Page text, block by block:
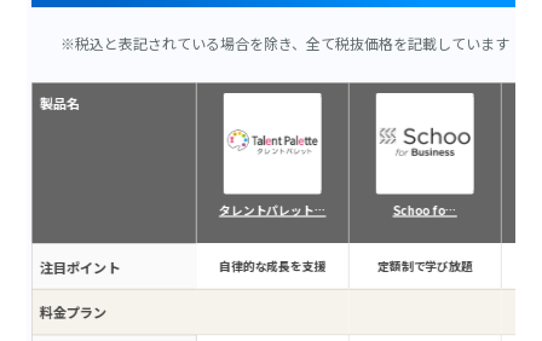
※税込と表記されている場合を除き、全て税抜価格を記載しています
製品名
注目ポイント
料金プラン
タレントパレット…
自律的な成長を支援
Schoo fo…
定額制で学び放題